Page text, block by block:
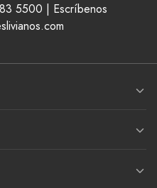
5500 | Escríbenos